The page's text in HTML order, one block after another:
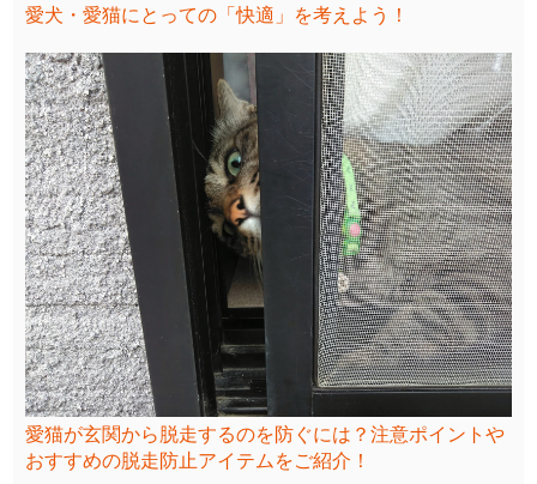
愛犬・愛猫にとっての「快適」を考えよう！
愛猫が玄関から脱走するのを防ぐには？注意ポイントや
おすすめの脱走防止アイテムをご紹介！